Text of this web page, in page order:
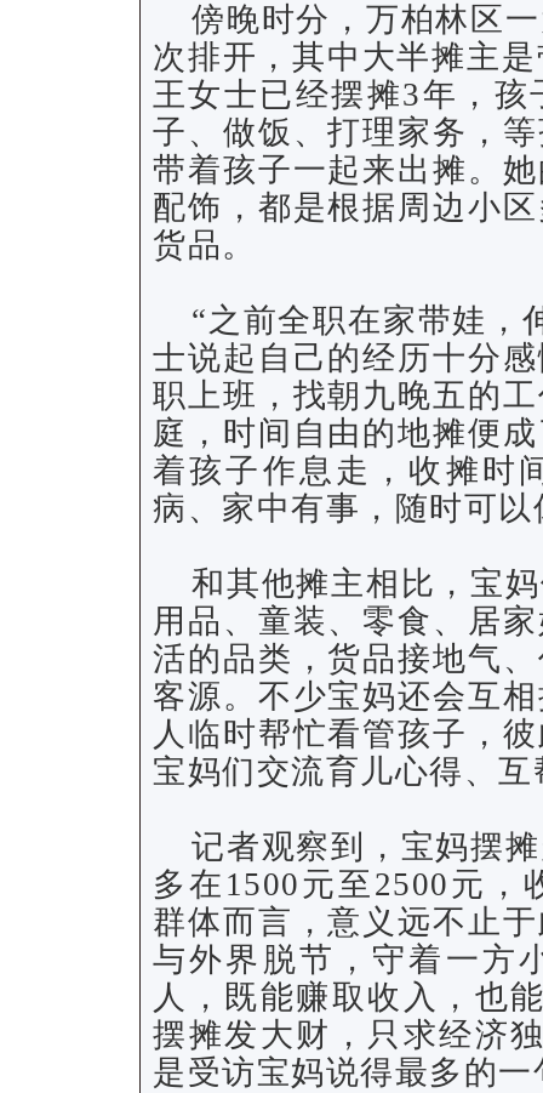
傍晚时分，万柏林区
次排开，其中大半摊主
王女士已经摆摊3年，
子、做饭、打理家务，
带着孩子一起来出摊。
配饰，都是根据周边小
货品。
“之前全职在家带娃，
士说起自己的经历十分
职上班，找朝九晚五的
庭，时间自由的地摊便
着孩子作息走，收摊时
病、家中有事，随时可
和其他摊主相比，宝
用品、童装、零食、居
活的品类，货品接地气
客源。不少宝妈还会互
人临时帮忙看管孩子，
宝妈们交流育儿心得、
记者观察到，宝妈摆
多在1500元至2500元
群体而言，意义远不止
与外界脱节，守着一方
人，既能赚取收入，也
摆摊发大财，只求经济
是受访宝妈说得最多的一